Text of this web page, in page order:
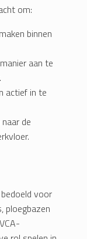
om:
binnen
aan te
actief in te
de
voor
ploegbazen